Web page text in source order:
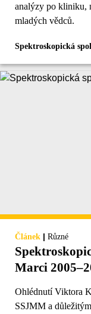
analýzy po kliniku,
mladých vědců.
Spektroskopická
Článek | Různé
Marci
Ohlédnutí Viktora
SSJMM a